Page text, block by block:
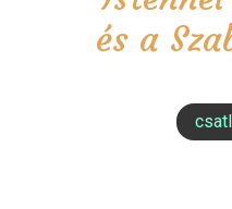
és a